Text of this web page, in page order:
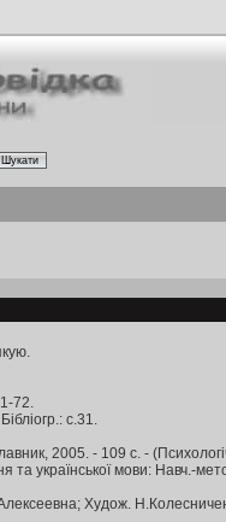
72.
с.31.
2005. - 109 с. -
української мови: Навч.-
Худож.